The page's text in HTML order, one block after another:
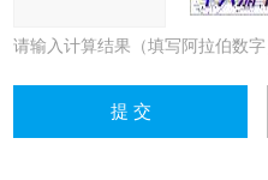
请输入计算结果（填写阿拉伯数